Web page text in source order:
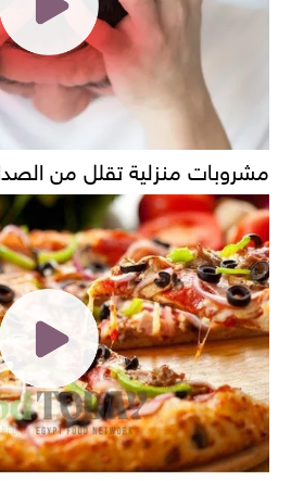
مشروبات منزلية تقلل من